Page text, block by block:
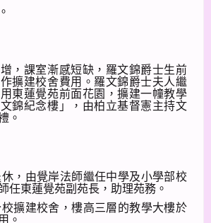
，課室漸感短缺，羅文錦爵士生前
擴建校舍費用。羅文錦爵士夫人繼
東蓮覺苑前面花園，擴建一幢教學
錦紀念樓」，由柏立基督憲主持文
。
，由覺岸法師繼任中學及小學部校
任東蓮覺苑副苑長，助理苑務。
擴建校舍，樓高三層的教學大樓於
。